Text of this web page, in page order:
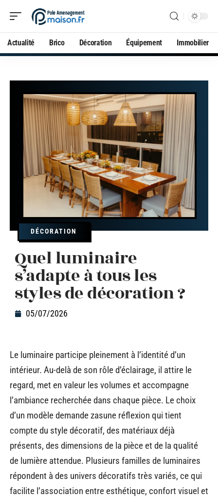
Actualité Brico Décoration Équipement Immobilier
DÉCORATION
Quel luminaire
s’adapte à tous les
styles de décoration ?
05/07/2026
Le luminaire participe pleinement à l’identité d’un
intérieur. Au-delà de son rôle d’éclairage, il attire le
regard, met en valeur les volumes et accompagne
l’ambiance recherchée dans chaque pièce. Le choix
d’un modèle demande zasune réflexion qui tient
compte du style décoratif, des matériaux déjà
présents, des dimensions de la pièce et de la qualité
de lumière attendue. Plusieurs familles de luminaires
répondent à des univers décoratifs très variés, ce qui
facilite l’association entre esthétique, confort visuel et